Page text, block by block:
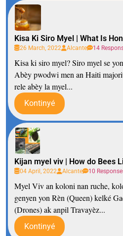
Kisa Ki Siro Myel | What Is
26 March, 2022 Alcante 14
Kisa ki siro myel? Siro myel se
Abèy pwodwi men an Haiti
rele abèy la myel...
Kontinyé
Kijan myel viv | How do Bees
04 April, 2022 Alcante 10
Myel Viv an koloni nan ruche,
genyen yon Rèn (Queen) kelké
(Drones) ak anpil Travayèz...
Kontinyé